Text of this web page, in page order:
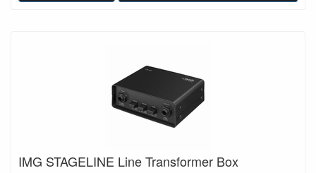
IMG STAGELINE Line Transformer Box